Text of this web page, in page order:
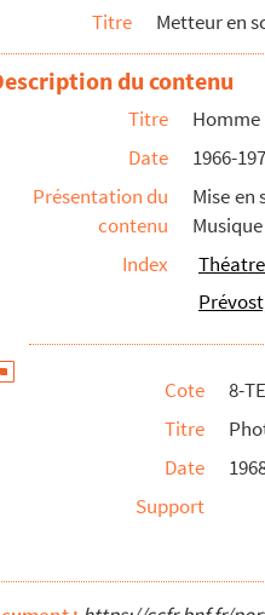
de dessins de costumes
d'affiche
de documents de programmation
de scène.1
de scène
Lettre à Jean-Marie Serreau
reprise)
Cité Internationale)
Titre Metteur en
du contenu
Titre
Homme
Date
1966-
Présentation du
contenu
Mise en
Index
Cote
8-
Titre
Date
Support